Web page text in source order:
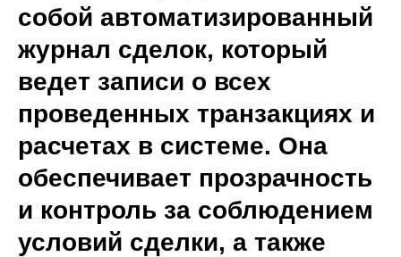
собой автоматизированный
журнал сделок, который
ведет записи о всех
проведенных транзакциях и
расчетах в системе. Она
обеспечивает прозрачность
и контроль за соблюдением
условий сделки, а также